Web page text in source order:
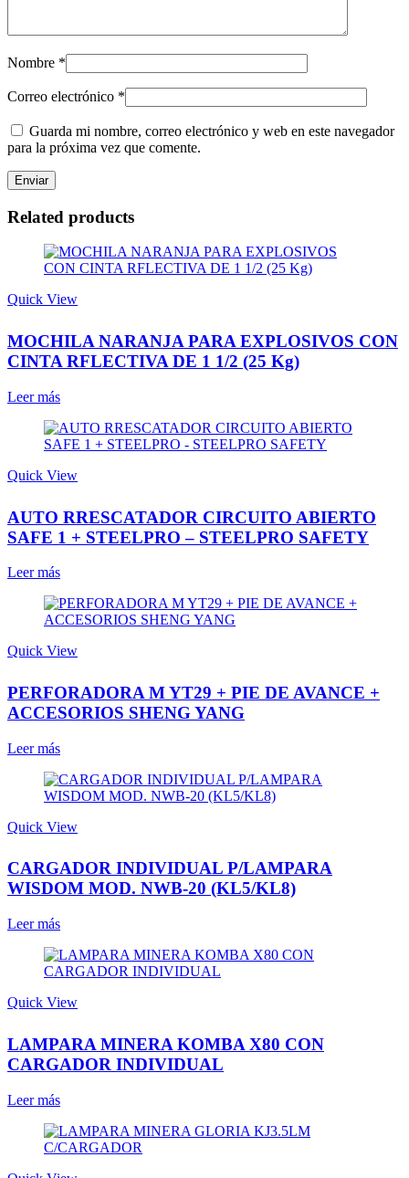
Nombre *
Correo electrónico *
Guarda mi nombre, correo electrónico y web en este navegador
para la próxima vez que comente.
Related products
Quick View
MOCHILA NARANJA PARA EXPLOSIVOS CON
CINTA RFLECTIVA DE 1 1/2 (25 Kg)
Leer más
Quick View
AUTO RRESCATADOR CIRCUITO ABIERTO
SAFE 1 + STEELPRO – STEELPRO SAFETY
Leer más
Quick View
PERFORADORA M YT29 + PIE DE AVANCE +
ACCESORIOS SHENG YANG
Leer más
Quick View
CARGADOR INDIVIDUAL P/LAMPARA
WISDOM MOD. NWB-20 (KL5/KL8)
Leer más
Quick View
LAMPARA MINERA KOMBA X80 CON
CARGADOR INDIVIDUAL
Leer más